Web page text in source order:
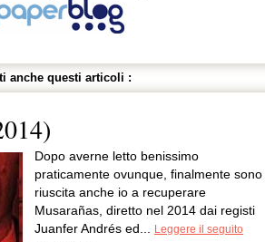
anche questi articoli :
Dopo averne letto benissimo
praticamente ovunque, finalmente sono
riuscita anche io a recuperare
Musarañas, diretto nel 2014 dai registi
Juanfer Andrés ed... Leggere il seguito